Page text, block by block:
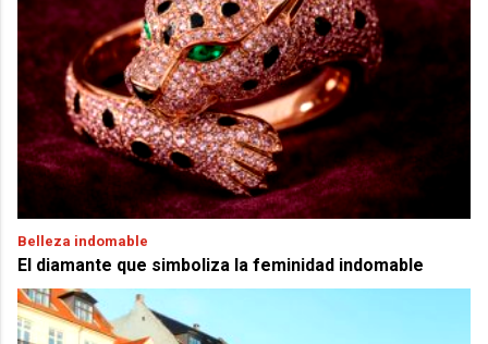
Belleza indomable
El diamante que simboliza la feminidad indomable